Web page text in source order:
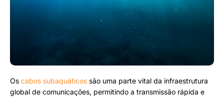
Os cabos subaquáticos são uma parte vital da infraestrutura
global de comunicações, permitindo a transmissão rápida e